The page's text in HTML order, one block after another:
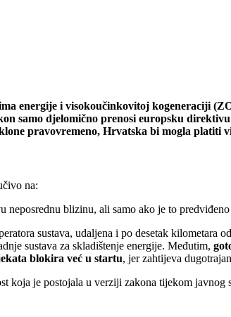
energije i visokoučinkovitoj kogeneraciji
samo djelomično prenosi europsku
pravovremeno, Hrvatska bi mogla
na:
blizinu, ali samo ako je to
sustava, udaljena i po desetak kilometara
sustava za skladištenje energije. Međutim,
blokira već u startu, jer zahtijeva
koja je postojala u verziji zakona tijekom javnog